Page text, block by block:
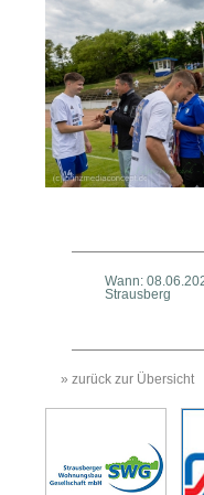
Wann:
Strausberg
» zurück zur Übersicht